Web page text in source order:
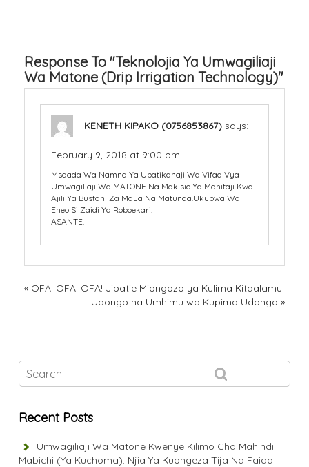
Response To "Teknolojia Ya Umwagiliaji
Wa Matone (Drip Irrigation Technology)"
KENETH KIPAKO (0756853867) says:
February 9, 2018 at 9:00 pm
Msaada Wa Namna Ya Upatikanaji Wa Vifaa Vya
Umwagiliaji Wa MATONE Na Makisio Ya Mahitaji Kwa
Ajili Ya Bustani Za Maua Na Matunda.Ukubwa Wa
Eneo Si Zaidi Ya Roboekari.
ASANTE.
« OFA! OFA! OFA! Jipatie Miongozo ya Kulima Kitaalamu
Udongo na Umhimu wa Kupima Udongo »
Recent Posts
Umwagiliaji Wa Matone Kwenye Kilimo Cha Mahindi
Mabichi (Ya Kuchoma): Njia Ya Kuongeza Tija Na Faida